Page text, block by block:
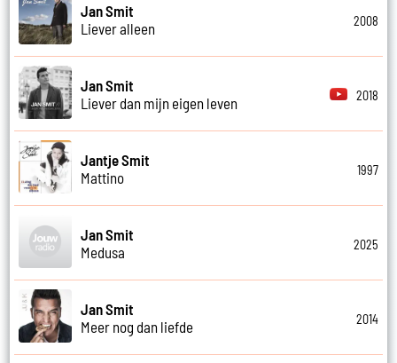
Jan Smit
Liever alleen
2008
Jan Smit
Liever dan mijn eigen leven
2018
Jantje Smit
Mattino
1997
Jan Smit
Medusa
2025
Jan Smit
Meer nog dan liefde
2014